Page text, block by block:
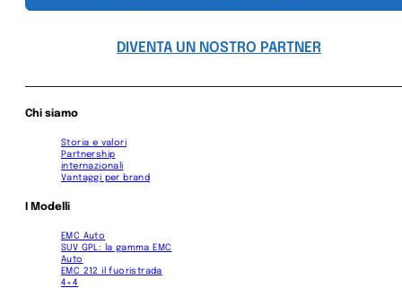
DIVENTA UN NOSTRO PARTNER
Chi siamo
Storia e valori
Partnership
internazionali
Vantaggi per brand
I Modelli
EMC Auto
SUV GPL: la gamma EMC
Auto
EMC 212 il fuoristrada
4×4